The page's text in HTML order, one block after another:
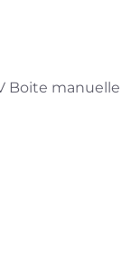
Boite manuelle